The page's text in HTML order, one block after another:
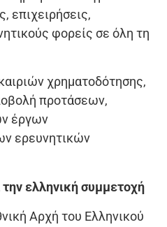
επιχειρήσεις,
φορείς σε όλη τη
χρηματοδότησης,
προτάσεων,
έργων
ερευνητικών
ελληνική συμμετοχή
Αρχή του Ελληνικού